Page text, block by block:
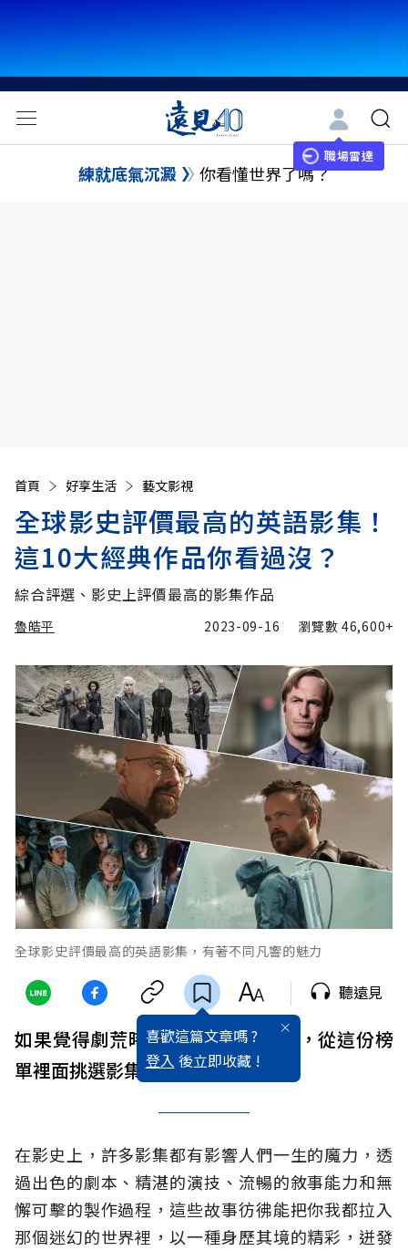
職場雷達
練就底氣沉澱 你看懂世界了嗎？
首頁 好享生活 藝文影視
全球影史評價最高的英語影集！
這10大經典作品你看過沒？
綜合評選、影史上評價最高的影集作品
魯皓平 2023-09-16 瀏覽數46,600+
全球影史評價最高的英語影集，有著不同凡響的魅力
喜歡這篇文章嗎 ?
登入 後立即收藏 !
聽遠見
如果覺得劇荒時不知道該看什麼劇，從這份榜
單裡面挑選影集，那就絕對沒錯。
在影史上，許多影集都有影響人們一生的魔力，透
過出色的劇本、精湛的演技、流暢的敘事能力和無
懈可擊的製作過程，這些故事彷彿能把你我都拉入
那個迷幻的世界裡，以一種身歷其境的精彩，迸發